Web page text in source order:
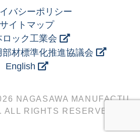
バシーポリシー
サイトマップ
ロック工業会
材標準化推進協議会
English
NAGASAWA MANUFACTU
ALL RIGHTS RESERVED.